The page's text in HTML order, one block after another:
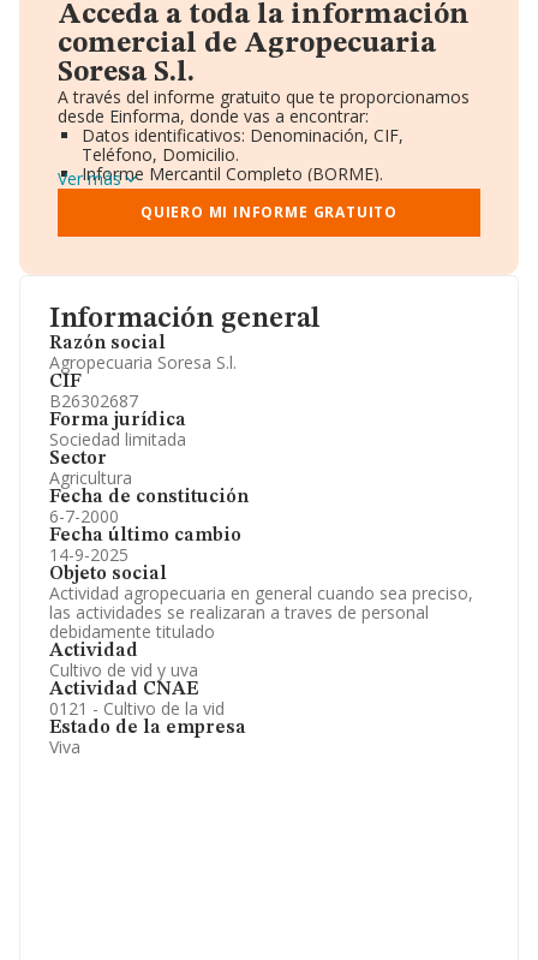
Información general
Razón social
Agropecuaria Soresa S.l.
CIF
B26302687
Forma jurídica
Sociedad limitada
Sector
Agricultura
Fecha de constitución
6-7-2000
Fecha último cambio
14-9-2025
Objeto social
Actividad agropecuaria en general cuando sea preciso,
las actividades se realizaran a traves de personal
debidamente titulado
Actividad
Cultivo de vid y uva
Actividad CNAE
0121 - Cultivo de la vid
Estado de la empresa
Viva
Acceda a toda la información
comercial de Agropecuaria
Soresa S.l.
A través del informe gratuito que te proporcionamos
desde Einforma, donde vas a encontrar:
Datos identificativos: Denominación, CIF,
Teléfono, Domicilio.
Informe Mercantil Completo (BORME).
Gráficos de Evolución Ventas y Empleados.
Consejo de Administración y Administradores.
Directivos y Ejecutivos.
Información oficial y registral complementaria.
Ver más
QUIERO MI INFORME GRATUITO